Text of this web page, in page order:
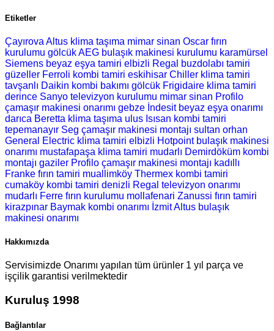
Etiketler
Çayırova Altus klima taşıma mimar sinan Oscar fırın
kurulumu gölcük AEG bulaşık makinesi kurulumu karamürsel
Siemens beyaz eşya tamiri elbizli Regal buzdolabı tamiri
güzeller Ferroli kombi tamiri eskihisar Chiller klima tamiri
tavşanlı Daikin kombi bakımı gölcük Frigidaire klima tamiri
derince Sanyo televizyon kurulumu mimar sinan Profilo
çamaşır makinesi onarımı gebze İndesit beyaz eşya onarımı
darıca Beretta klima taşıma ulus Isısan kombi tamiri
tepemanayır Seg çamaşır makinesi montajı sultan orhan
General Electric klima tamiri elbizli Hotpoint bulaşık makinesi
onarımı mustafapaşa klima tamiri mudarlı Demirdöküm kombi
montajı gaziler Profilo çamaşır makinesi montajı kadıllı
Franke fırın tamiri muallimköy Thermex kombi tamiri
cumaköy kombi tamiri denizli Regal televizyon onarımı
mudarlı Ferre fırın kurulumu mollafenari Zanussi fırın tamiri
kirazpınar Baymak kombi onarımı İzmit Altus bulaşık
makinesi onarımı
Hakkımızda
Servisimizde Onarımı yapılan tüm ürünler 1 yıl parça ve
işçilik garantisi verilmektedir
Kuruluş 1998
Bağlantılar